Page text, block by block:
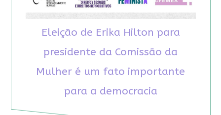
Eleição de Erika Hilton para
presidente da Comissão da
Mulher é um fato importante
para a democracia